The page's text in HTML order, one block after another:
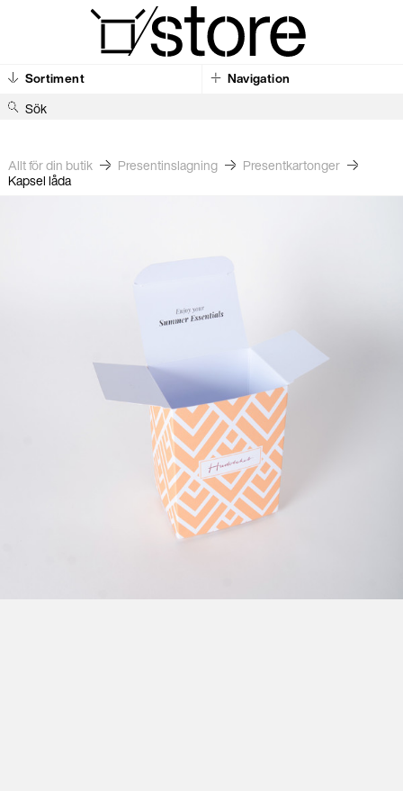
Sortiment Navigation
Sök
Allt för din butik Present­inslagning
Present­kartonger
Kapsel låda